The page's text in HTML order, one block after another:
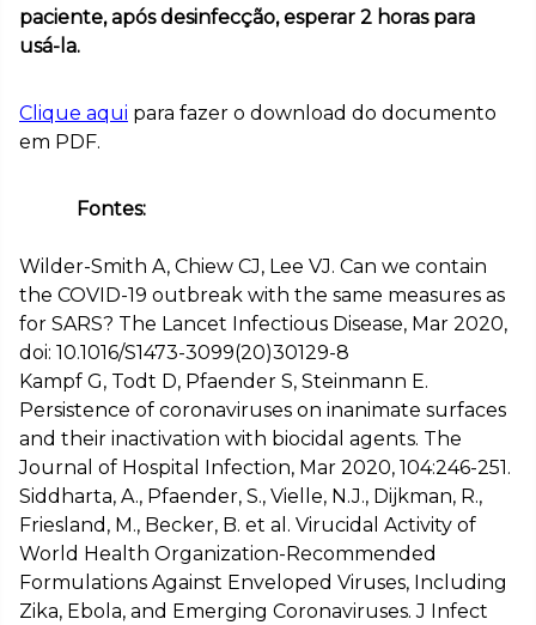
paciente, após desinfecção, esperar 2 horas para
usá-la.
Clique aqui para fazer o download do documento
em PDF.
Fontes:
Wilder-Smith A, Chiew CJ, Lee VJ. Can we contain
the COVID-19 outbreak with the same measures as
for SARS? The Lancet Infectious Disease, Mar 2020,
doi: 10.1016/S1473-3099(20)30129-8
Kampf G, Todt D, Pfaender S, Steinmann E.
Persistence of coronaviruses on inanimate surfaces
and their inactivation with biocidal agents. The
Journal of Hospital Infection, Mar 2020, 104:246-251.
Siddharta, A., Pfaender, S., Vielle, N.J., Dijkman, R.,
Friesland, M., Becker, B. et al. Virucidal Activity of
World Health Organization-Recommended
Formulations Against Enveloped Viruses, Including
Zika, Ebola, and Emerging Coronaviruses. J Infect